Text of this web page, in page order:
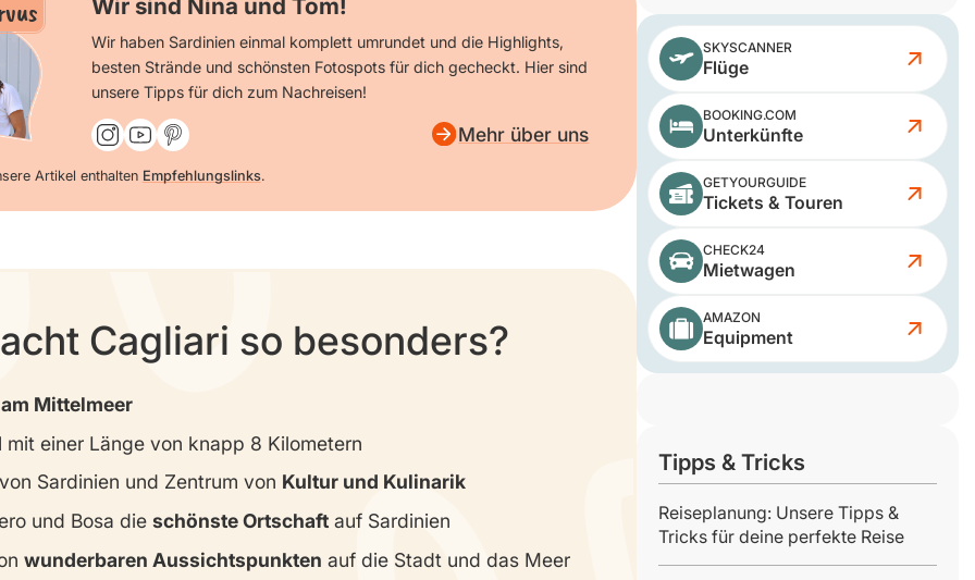
Wir sind Nina und Tom!
Wir haben Sardinien einmal komplett umrundet und die Highlights,
besten Strände und schönsten Fotospots für dich gecheckt. Hier sind
unsere Tipps für dich zum Nachreisen!
Mehr über uns
Artikel enthalten Empfehlungslinks.
Cagliari so besonders?
Mittelmeer
mit einer Länge von knapp 8 Kilometern
Sardinien und Zentrum von Kultur und Kulinarik
und Bosa die schönste Ortschaftauf Sardinien
wunderbaren Aussichtspunkten auf die Stadt und das Meer
SKYSCANNER
Flüge
BOOKING.COM
Unterkünfte
GETYOURGUIDE
Tickets & Touren
CHECK24
Mietwagen
AMAZON
Equipment
Tipps & Tricks
Reiseplanung: Unsere Tipps &
Tricks für deine perfekte Reise